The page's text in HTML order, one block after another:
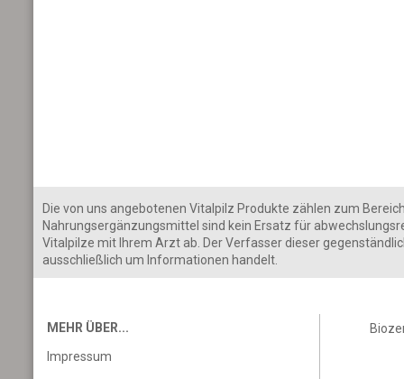
Die von uns angebotenen Vitalpilz Produkte zählen zum
Nahrungsergänzungsmittel sind kein Ersatz für
Vitalpilze mit Ihrem Arzt ab. Der Verfasser dieser
ausschließlich um Informationen handelt.
MEHR ÜBER...
Impressum